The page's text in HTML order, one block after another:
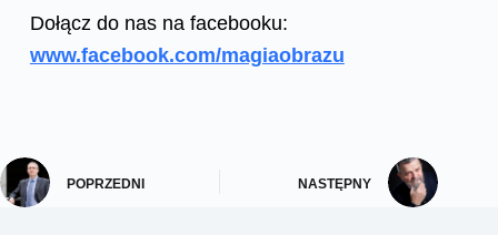
Dołącz do nas na facebooku:
www.facebook.com/magiaobrazu
POPRZEDNI NASTĘPNY